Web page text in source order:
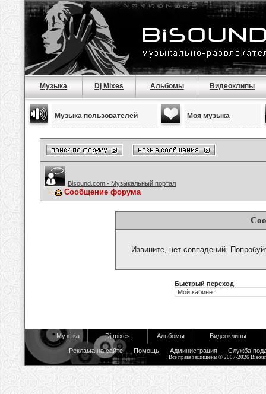
Музыка Dj Mixes Альбомы Видеоклипы
Музыка пользователей Моя музыка
Bisound.com - Музыкальный портал
Сообщение форума
Извините, нет совпадений.
Быстрый переход
Музыка Dj mixes Альбомы Видеоклипы
Реклама на сайте Помощь Администрация Служба
Все права защищены © 2007-2026